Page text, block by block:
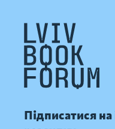
Підписатися